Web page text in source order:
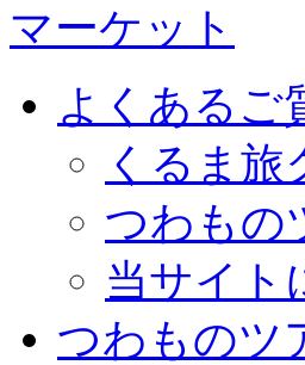
マーケット
よくあるご
くるま
つわもの
当サイト
つわものツ